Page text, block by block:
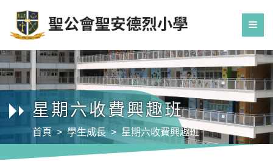
星期六收費興趣班
首頁 學生成長 星期六收費興趣班